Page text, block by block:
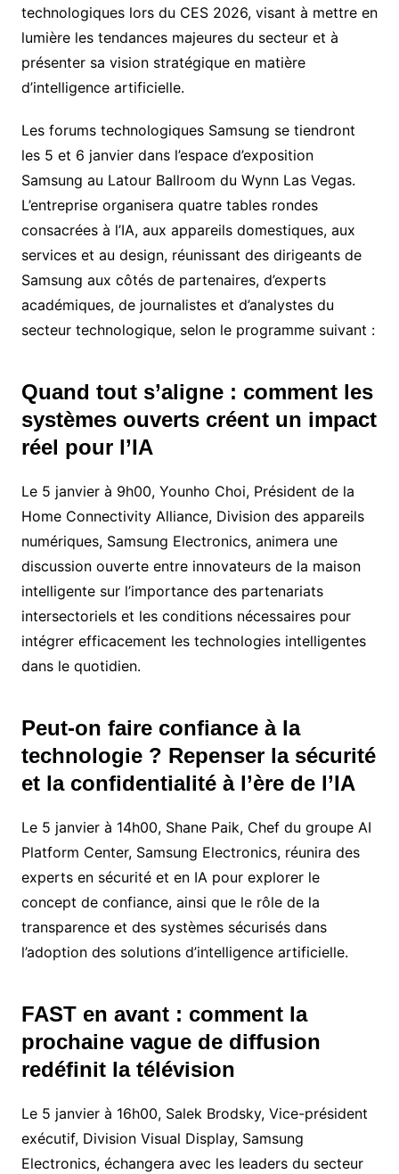
technologiques lors du CES 2026, visant à mettre en
lumière les tendances majeures du secteur et à
présenter sa vision stratégique en matière
d’intelligence artificielle.
Les forums technologiques Samsung se tiendront
les 5 et 6 janvier dans l’espace d’exposition
Samsung au Latour Ballroom du Wynn Las Vegas.
L’entreprise organisera quatre tables rondes
consacrées à l’IA, aux appareils domestiques, aux
services et au design, réunissant des dirigeants de
Samsung aux côtés de partenaires, d’experts
académiques, de journalistes et d’analystes du
secteur technologique, selon le programme suivant :
Quand tout s’aligne : comment les
systèmes ouverts créent un impact
réel pour l’IA
Le 5 janvier à 9h00, Younho Choi, Président de la
Home Connectivity Alliance, Division des appareils
numériques, Samsung Electronics, animera une
discussion ouverte entre innovateurs de la maison
intelligente sur l’importance des partenariats
intersectoriels et les conditions nécessaires pour
intégrer efficacement les technologies intelligentes
dans le quotidien.
Peut-on faire confiance à la
technologie ? Repenser la sécurité
et la confidentialité à l’ère de l’IA
Le 5 janvier à 14h00, Shane Paik, Chef du groupe AI
Platform Center, Samsung Electronics, réunira des
experts en sécurité et en IA pour explorer le
concept de confiance, ainsi que le rôle de la
transparence et des systèmes sécurisés dans
l’adoption des solutions d’intelligence artificielle.
FAST en avant : comment la
prochaine vague de diffusion
redéfinit la télévision
Le 5 janvier à 16h00, Salek Brodsky, Vice-président
exécutif, Division Visual Display, Samsung
Electronics, échangera avec les leaders du secteur